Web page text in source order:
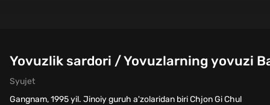
Yovuzlik sardori / Yovuzlarning yovuzi
Syujet
Gangnam, 1995 yil. Jinoiy guruh a'zolaridan biri Chjon Gi Chul